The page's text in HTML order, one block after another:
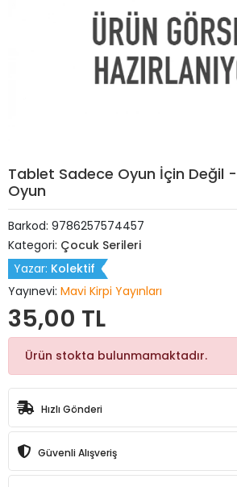
Tablet Sadece Oyun İçin Değil
Oyun
Barkod: 9786257574457
Kategori: Çocuk Serileri
Yazar: Kolektif
Yayınevi: Mavi Kirpi Yayınları
35,00 TL
Ürün stokta bulunmamaktadır.
Hızlı Gönderi
Güvenli Alışveriş